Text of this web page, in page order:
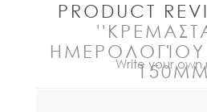
PRODUCT
ΗΜΕΡΟΛΟΓΊΟΥ
Write your own